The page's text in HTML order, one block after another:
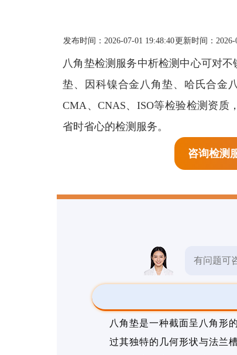
生物检测
检测标准
发布时间：2026-07-01 19:48:40更新时间：2026-
八角垫检测服务中析检测中心可对
垫、因科镍合金八角垫、哈氏合金
CMA、CNAS、ISO等检验检测资
省时省心的检测服务。
咨询检测
有问题可
八角垫是一种截面呈八角形
过其独特的几何形状与法兰